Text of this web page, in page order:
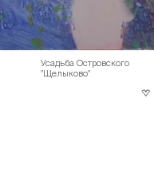
Усадьба Островского
"Щелыково"